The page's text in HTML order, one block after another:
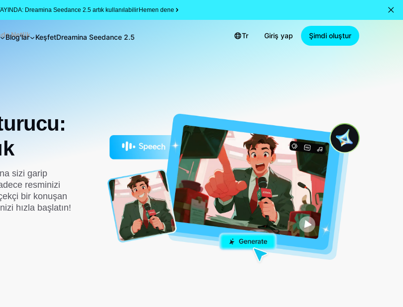
Dreamina Seedance 2.5 artık kullanılabilirHemen dene
Blog'lar KeşfetDreamina Seedance 2.5 Tr Giriş yap Şimdi oluştur
Netlik
sizi garip
resminizi
bir konuşan
hızla başlatın!